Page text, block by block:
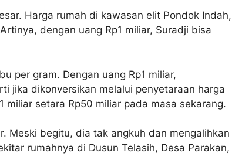
Harga rumah di kawasan elit Pondok Indah,
dengan uang Rp1 miliar, Suradji bisa
per gram. Dengan uang Rp1 miliar,
jika dikonversikan melalui penyetaraan harga
miliar setara Rp50 miliar pada masa sekarang.
Meski begitu, dia tak angkuh dan mengalihkan
rumahnya di Dusun Telasih, Desa Parakan,